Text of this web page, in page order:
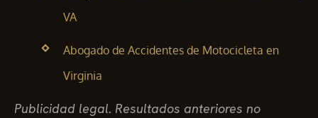
VA
Abogado de Accidentes de Motocicleta en
Virginia
Publicidad legal. Resultados anteriores no